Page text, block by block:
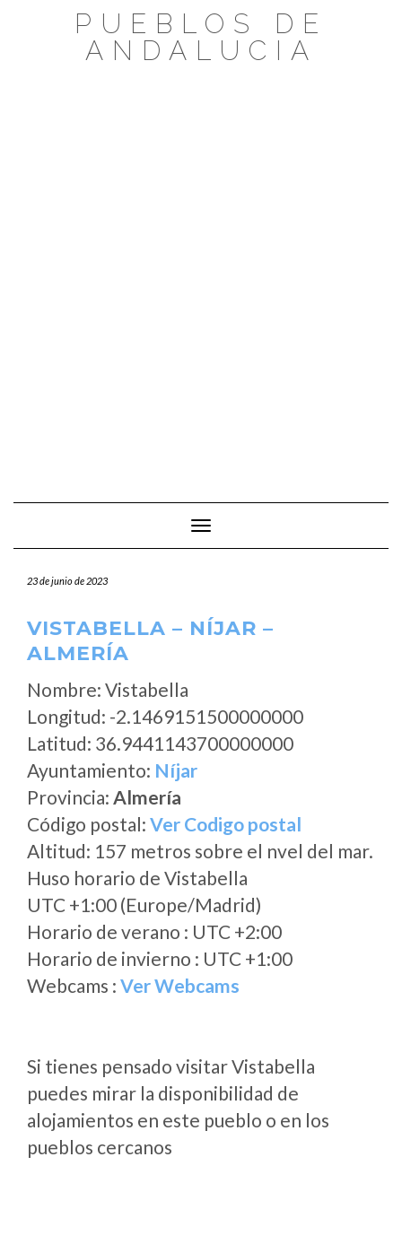
PUEBLOS DE
ANDALUCIA
Cambiar modo de navegación
23 de junio de 2023
VISTABELLA – NÍJAR –
ALMERÍA
Nombre: Vistabella
Longitud: -2.1469151500000000
Latitud: 36.9441143700000000
Ayuntamiento: Níjar
Provincia: Almería
Código postal: Ver Codigo postal
Altitud: 157 metros sobre el nvel del mar.
Huso horario de Vistabella
UTC +1:00 (Europe/Madrid)
Horario de verano : UTC +2:00
Horario de invierno : UTC +1:00
Webcams : Ver Webcams
Si tienes pensado visitar Vistabella
puedes mirar la disponibilidad de
alojamientos en este pueblo o en los
pueblos cercanos